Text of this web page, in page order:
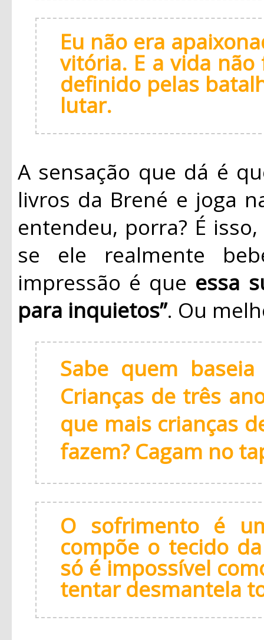
Eu não era
vitória. E a vida
definido pelas
lutar.
A sensação que dá é
livros da Brené e joga
entendeu, porra? É
se ele realmente
impressão é que essa
para inquietos”. Ou
Sabe quem
Crianças de três
que mais crianças
fazem? Cagam no
O sofrimento é
compõe o tecido
só é impossível
tentar desmantela